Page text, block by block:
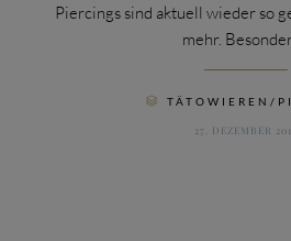
Piercings sind aktuell wieder so
mehr.
 TÄTOWIEREN/
27. DEZEMBER